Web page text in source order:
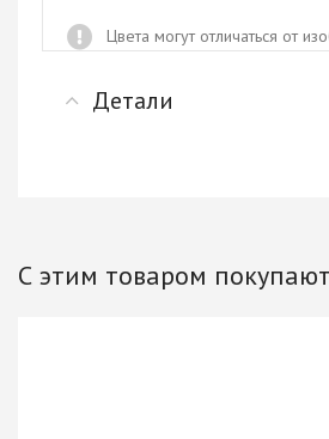
Цвета могут отличаться от
Детали
С этим товаром покупают